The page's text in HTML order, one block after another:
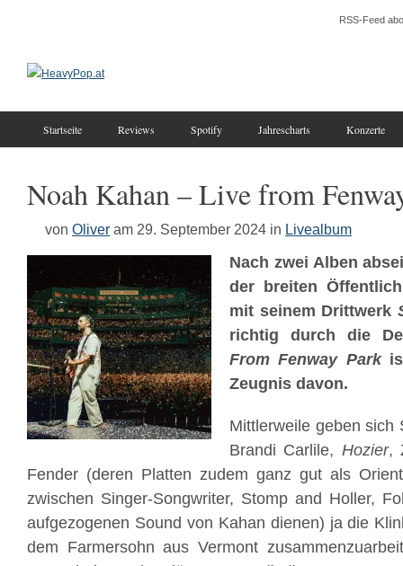
RSS-Feed
Startseite Reviews Spotify Jahrescharts Konzerte
Noah Kahan – Live from
von Oliver am 29. September 2024 in Livealbum
Nach zwei Alben
der breiten
mit seinem Drittwerk
richtig durch die
From Fenway Park
Zeugnis davon.
Mittlerweile geben
Brandi Carlile, Hozier,
Fender (deren Platten zudem ganz gut als
zwischen Singer-Songwriter, Stomp and Holler,
aufgezogenen Sound von Kahan dienen) ja die
dem Farmersohn aus Vermont